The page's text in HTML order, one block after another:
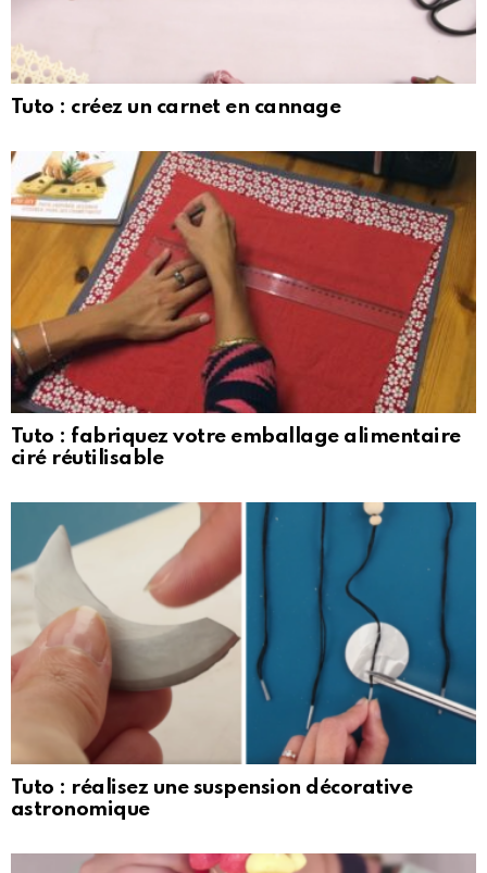
Tuto : créez un carnet en cannage
Tuto : fabriquez votre emballage alimentaire
ciré réutilisable
Tuto : réalisez une suspension décorative
astronomique